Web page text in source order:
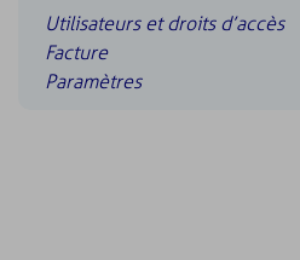
Utilisateurs et droits d’accès
Facture
Paramètres